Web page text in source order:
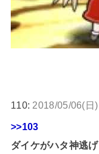
110: 2018/05/06(日
>>103
ダイケがハタ神逃